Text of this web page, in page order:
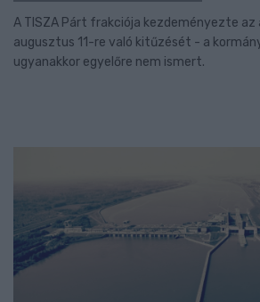
A TISZA Párt frakciója kezdeményezte
augusztus 11-re való kitűzését - a
ugyanakkor egyelőre nem ismert.